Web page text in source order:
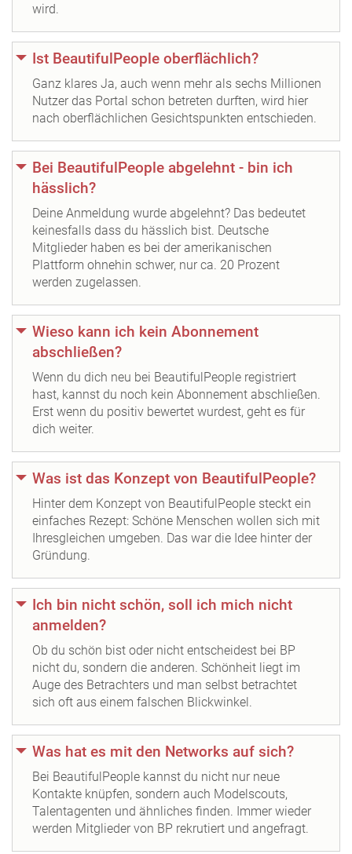
wird.
Ist BeautifulPeople oberflächlich?
Ganz klares Ja, auch wenn mehr als sechs Millionen
Nutzer das Portal schon betreten durften, wird hier
nach oberflächlichen Gesichtspunkten entschieden.
Bei BeautifulPeople abgelehnt - bin ich
hässlich?
Deine Anmeldung wurde abgelehnt? Das bedeutet
keinesfalls dass du hässlich bist. Deutsche
Mitglieder haben es bei der amerikanischen
Plattform ohnehin schwer, nur ca. 20 Prozent
werden zugelassen.
Wieso kann ich kein Abonnement
abschließen?
Wenn du dich neu bei BeautifulPeople registriert
hast, kannst du noch kein Abonnement abschließen.
Erst wenn du positiv bewertet wurdest, geht es für
dich weiter.
Was ist das Konzept von BeautifulPeople?
Hinter dem Konzept von BeautifulPeople steckt ein
einfaches Rezept: Schöne Menschen wollen sich mit
Ihresgleichen umgeben. Das war die Idee hinter der
Gründung.
Ich bin nicht schön, soll ich mich nicht
anmelden?
Ob du schön bist oder nicht entscheidest bei BP
nicht du, sondern die anderen. Schönheit liegt im
Auge des Betrachters und man selbst betrachtet
sich oft aus einem falschen Blickwinkel.
Was hat es mit den Networks auf sich?
Bei BeautifulPeople kannst du nicht nur neue
Kontakte knüpfen, sondern auch Modelscouts,
Talentagenten und ähnliches finden. Immer wieder
werden Mitglieder von BP rekrutiert und angefragt.